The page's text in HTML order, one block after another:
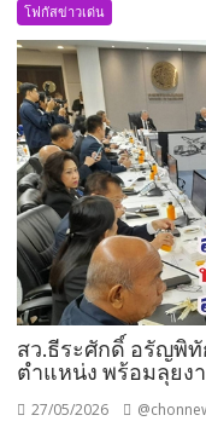
โฟกัสข่าวเด่น
สว.ธีระศักดิ์ อรัญพิ
ตำแหน่ง พร้อมลุยง
27/05/2026